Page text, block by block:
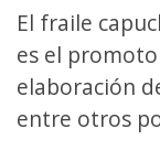
El fraile
es el
elaboración
entre otros